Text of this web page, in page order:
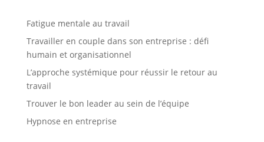
Fatigue mentale au travail
Travailler en couple dans son entreprise : défi
humain et organisationnel
L’approche systémique pour réussir le retour au
travail
Trouver le bon leader au sein de l’équipe
Hypnose en entreprise